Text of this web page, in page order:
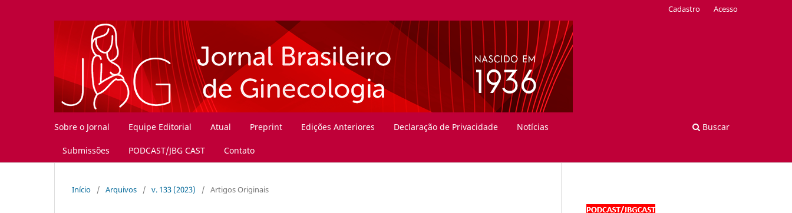
Sobre o Jornal Equipe Editorial Atual Preprint Edições Anteriores Declaração de Privacidade Notícias
Submissões PODCAST/JBG CAST Contato
Buscar
Cadastro Acesso
Início / Arquivos / v. 133 (2023) / Artigos Originais